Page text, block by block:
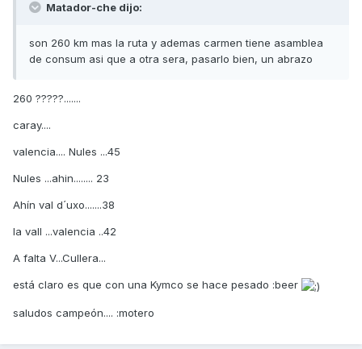
Matador-che dijo:
son 260 km mas la ruta y ademas carmen tiene asamblea
de consum asi que a otra sera, pasarlo bien, un abrazo
260 ?????.......
caray....
valencia.... Nules ...45
Nules ...ahin........ 23
Ahín val d´uxo.......38
la vall ...valencia ..42
A falta V...Cullera...
está claro es que con una Kymco se hace pesado :beer
saludos campeón.... :motero